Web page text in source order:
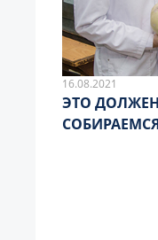
16.08.2021
ЭТО